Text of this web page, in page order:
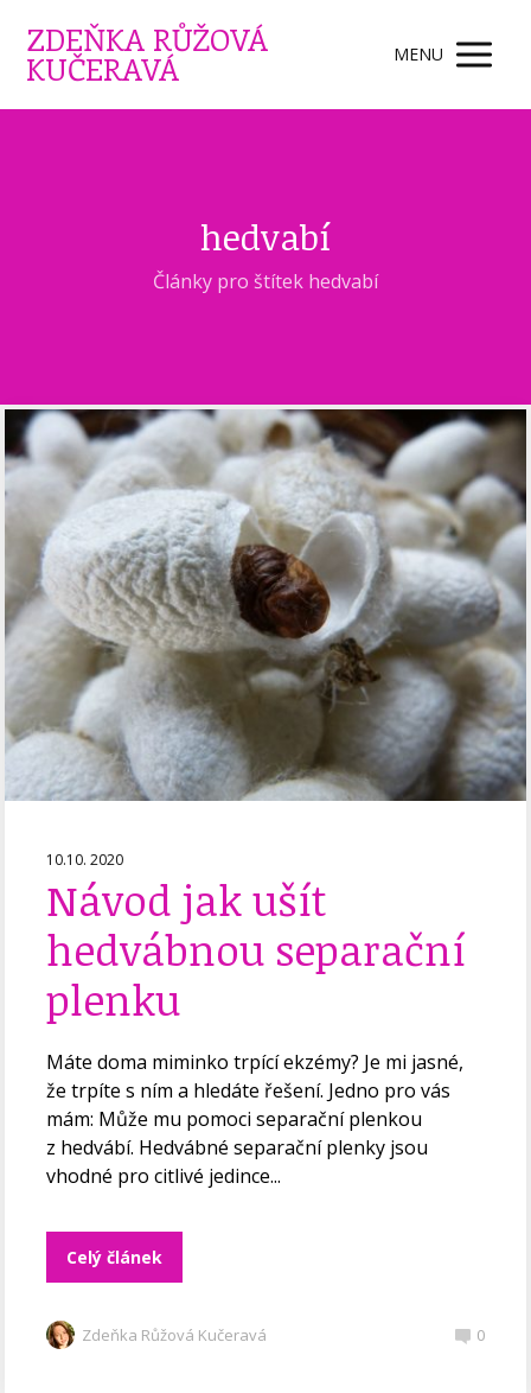
ZDEŇKA RŮŽOVÁ
KUČERAVÁ MENU
hedvabí
Články pro štítek hedvabí
10.10. 2020
Návod jak ušít
hedvábnou separační
plenku
Máte doma miminko trpící ekzémy? Je mi jasné,
že trpíte s ním a hledáte řešení. Jedno pro vás
mám: Může mu pomoci separační plenkou
z hedvábí. Hedvábné separační plenky jsou
vhodné pro citlivé jedince...
Celý článek
Zdeňka Růžová Kučeravá 0